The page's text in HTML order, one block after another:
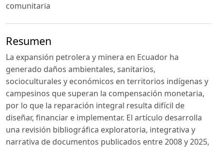
comunitaria
Resumen
La expansión petrolera y minera en Ecuador ha
generado daños ambientales, sanitarios,
socioculturales y económicos en territorios indígenas y
campesinos que superan la compensación monetaria,
por lo que la reparación integral resulta difícil de
diseñar, financiar e implementar. El artículo desarrolla
una revisión bibliográfica exploratoria, integrativa y
narrativa de documentos publicados entre 2008 y 2025,